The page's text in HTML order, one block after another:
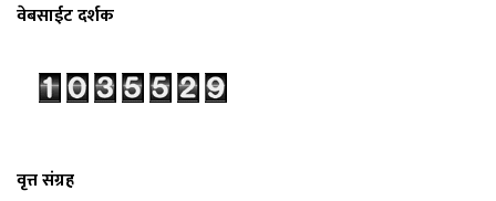
वेबसाईट दर्शक
वृत्त संग्रह